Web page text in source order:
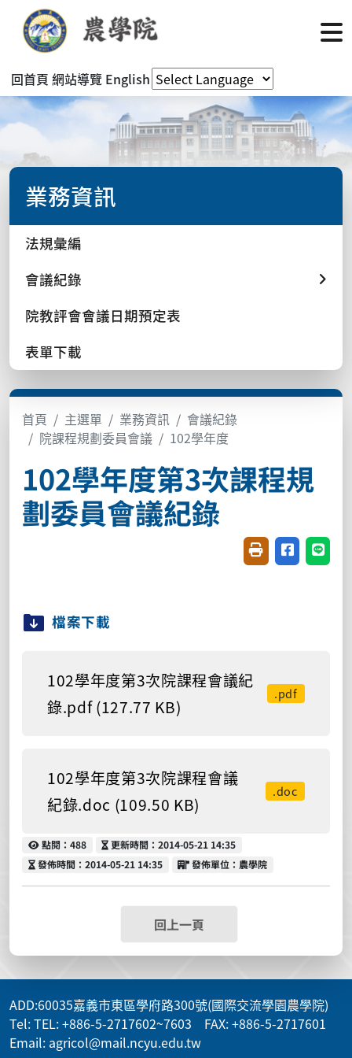
回首頁 網站導覽 English
業務資訊
法規彙編
會議紀錄
院教評會會議日期預定表
表單下載
首頁 主選單 業務資訊
會議紀錄
院課程規劃委員會議
102學年度
102學年度第3次課程規
劃委員會議紀錄
友善列印(開新視
分享至臉書
分享
檔案下載
102學年度第3次院課程會議紀
錄.pdf (127.77 KB)
.pdf
102學年度第3次院課程會議
紀錄.doc (109.50 KB)
.doc
點閱
點閱：488 更新時間
更新時間：2014-05-21 14:35
發佈時間
發佈時間：2014-05-21 14:35 發佈單位
發佈單位：農學院
回上一頁
ADD:60035嘉義市東區學府路300號(國際交流學園農學院)
Tel: TEL: +886-5-2717602~7603 FAX: +886-5-2717601
Email: agricol@mail.ncyu.edu.tw